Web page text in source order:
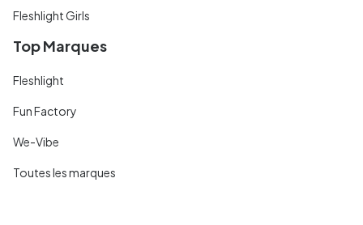
Fleshlight Girls
Top Marques
Fleshlight
Fun Factory
We-Vibe
Toutes les marques